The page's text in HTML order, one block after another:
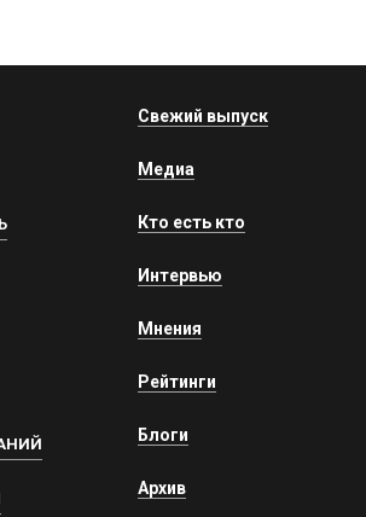
Свежий выпуск
Медиа
Кто есть кто
Интервью
Мнения
Рейтинги
Блоги
Архив